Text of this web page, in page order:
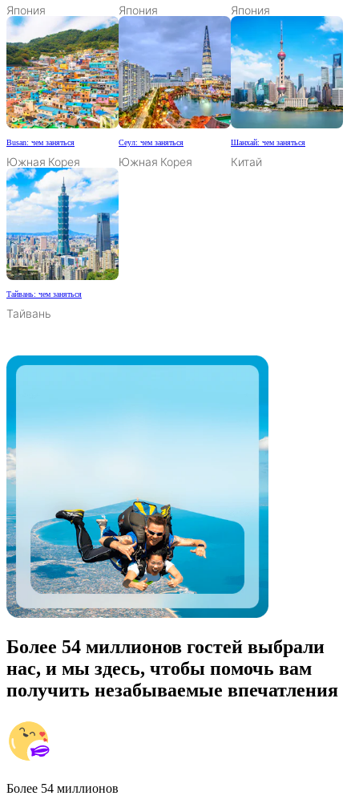
Япония Япония Япония
Busan: чем заняться
Южная Корея
Сеул: чем заняться
Южная Корея
Шанхай: чем заняться
Китай
Тайвань: чем заняться
Тайвань
Более 54 миллионов гостей выбрали
нас, и мы здесь, чтобы помочь вам
получить незабываемые впечатления
Более 54 миллионов